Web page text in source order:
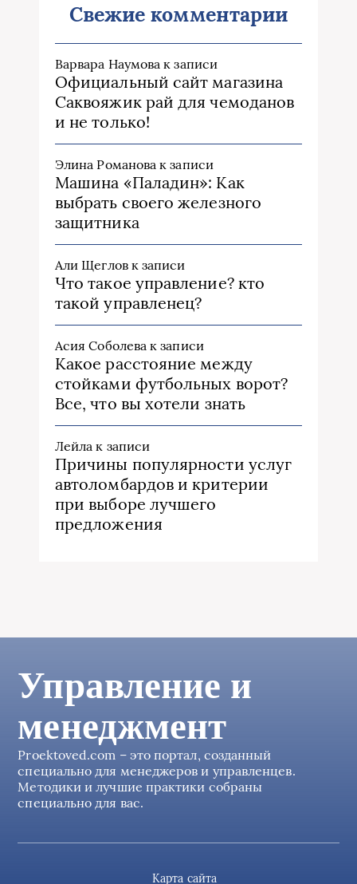
Свежие комментарии
Варвара Наумова к записи
Официальный сайт магазина
Саквояжик рай для чемоданов
и не только!
Элина Романова к записи
Машина «Паладин»: Как
выбрать своего железного
защитника
Али Щегловк записи
Что такое управление? кто
такой управленец?
Асия Соболева к записи
Какое расстояние между
стойками футбольных ворот?
Все, что вы хотели знать
Лейла к записи
Причины популярности услуг
автоломбардов и критерии
при выборе лучшего
предложения
Управление и
менеджмент
Proektoved.com – это портал, созданный
специально для менеджеров и управленцев.
Методики и лучшие практики собраны
специально для вас.
Карта сайта